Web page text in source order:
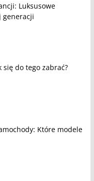
Luksusowe
generacji
się do tego zabrać?
Które modele